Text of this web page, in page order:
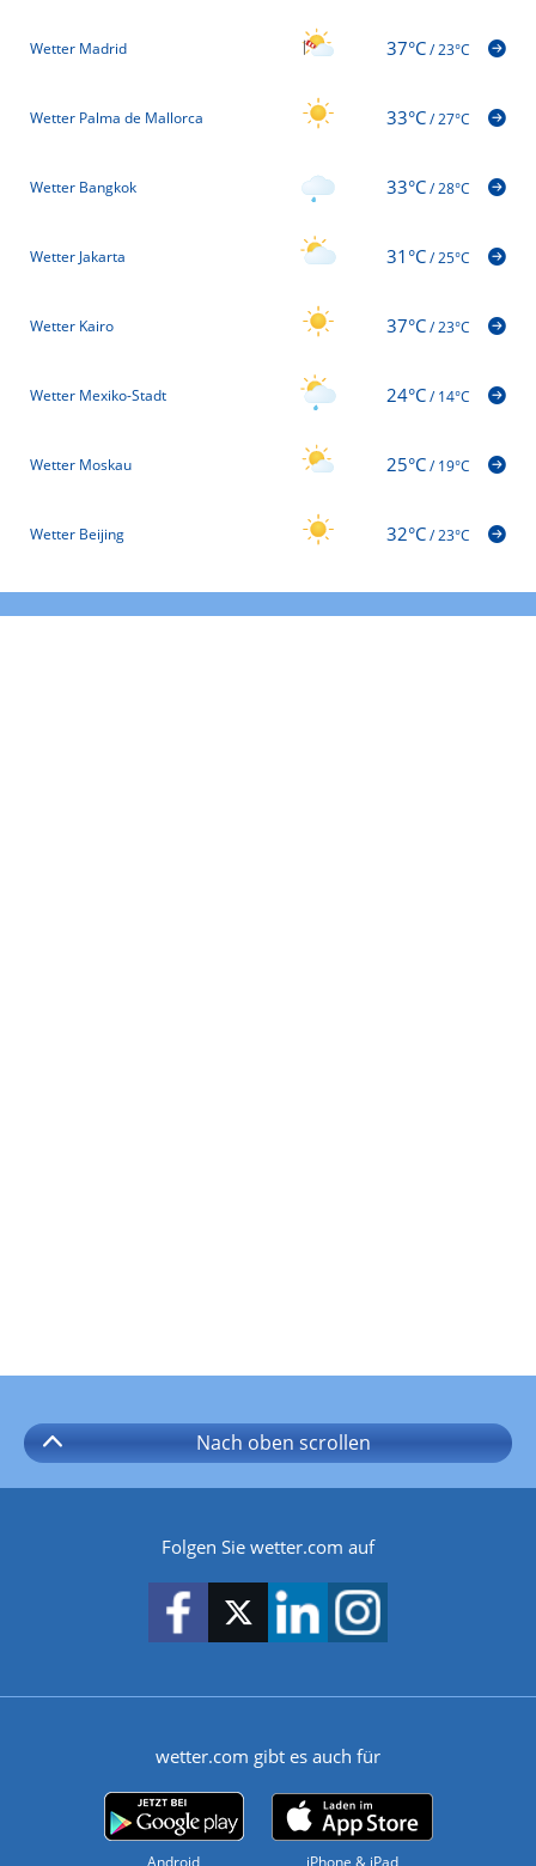
Wetter Madrid 37°C/23°C
Wetter Palma de Mallorca 33°C/27°C
Wetter Bangkok 33°C/28°C
Wetter Jakarta 31°C/25°C
Wetter Kairo 37°C/23°C
Wetter Mexiko-Stadt 24°C/14°C
Wetter Moskau 25°C/19°C
Wetter Beijing 32°C/23°C
Nach oben scrollen
Folgen Sie wetter.com auf
wetter.com gibt es auch für